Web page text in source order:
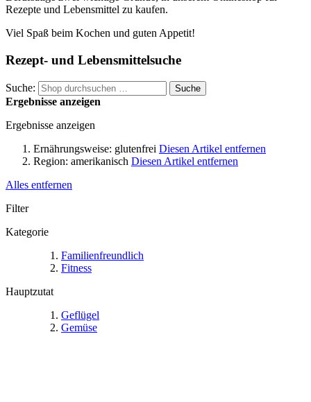
Rezepte und Lebensmittel zu kaufen.
Viel Spaß beim Kochen und guten Appetit!
Rezept- und Lebensmittelsuche
Suche: Suche
Ergebnisse anzeigen
Ergebnisse anzeigen
Ernährungsweise: glutenfrei Diesen Artikel entfernen
Region: amerikanisch Diesen Artikel entfernen
Alles entfernen
Filter
Kategorie
Familienfreundlich
Fitness
Hauptzutat
Geflügel
Gemüse